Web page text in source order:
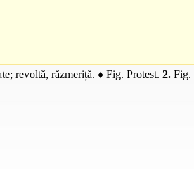
revoltă, răzmeriță. ♦ Fig. Protest. 2. Fig.